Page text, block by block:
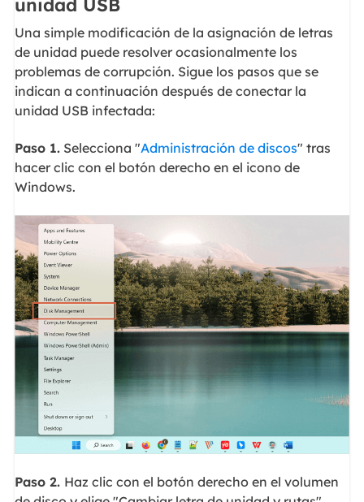
unidad USB
Una simple modificación de la asignación de letras
de unidad puede resolver ocasionalmente los
problemas de corrupción. Sigue los pasos que se
indican a continuación después de conectar la
unidad USB infectada:
Paso 1.Selecciona "Administración de discos" tras
hacer clic con el botón derecho en el icono de
Windows.
Paso 2. Haz clic con el botón derecho en el volumen